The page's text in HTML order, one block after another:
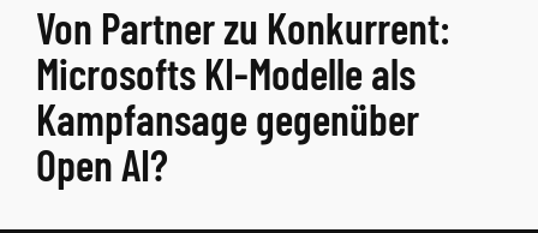
Von Partner zu Konkurrent:
Microsofts KI-Modelle als
Kampfansage gegenüber
Open AI?